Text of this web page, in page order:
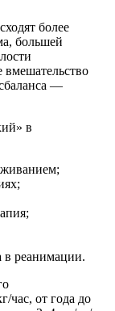
более
большей
вмешательство
—
в
в реанимации.
час, от года до